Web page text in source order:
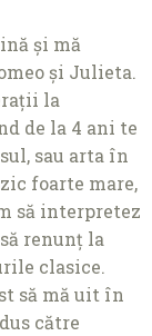
și mă
și Julieta.
la
de la 4 ani te
sau arta în
foarte mare,
să interpretez
renunţ la
clasice.
să mă uit în
către